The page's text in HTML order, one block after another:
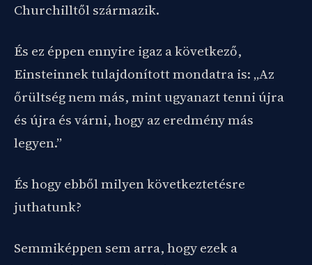
Churchilltől származik.
És ez éppen ennyire igaz a következő,
Einsteinnek tulajdonított mondatra is: „Az
őrültség nem más, mint ugyanazt tenni újra
és újra és várni, hogy az eredmény más
legyen.”
És hogy ebből milyen következtetésre
juthatunk?
Semmiképpen sem arra, hogy ezek a